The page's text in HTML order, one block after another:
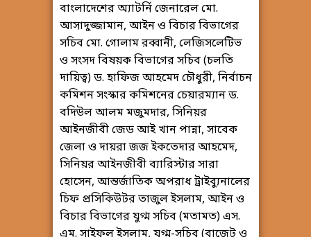
বাংলাদেশের অ্যাটর্নি জেনারেল মো.
আসাদুজ্জামান, আইন ও বিচার বিভাগের
সচিব মো. গোলাম রব্বানী, লেজিসলেটিভ
ও সংসদ বিষয়ক বিভাগের সচিব (চলতি
দায়িত্ব) ড. হাফিজ আহমেদ চৌধুরী, নির্বাচন
কমিশন সংস্কার কমিশনের চেয়ারম্যান ড.
বদিউল আলম মজুমদার, সিনিয়র
আইনজীবী জেড আই খান পান্না, সাবেক
জেলা ও দায়রা জজ ইকতেদার আহমেদ,
সিনিয়র আইনজীবী ব্যারিস্টার সারা
হোসেন, আন্তর্জাতিক অপরাধ ট্রাইব্যুনালের
চিফ প্রসিকিউটর তাজুল ইসলাম, আইন ও
বিচার বিভাগের যুগ্ম সচিব (মতামত) এস.